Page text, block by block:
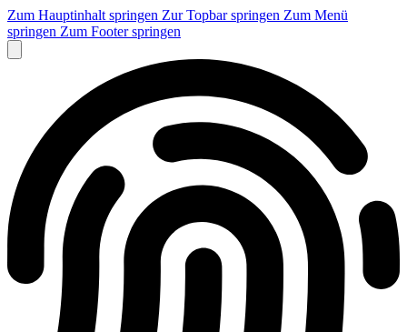
Zum Hauptinhalt springen Zur Topbar springen Zum Menü
springen Zum Footer springen